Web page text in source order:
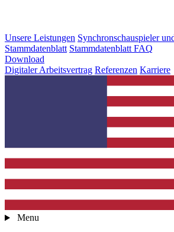
Unsere Leistungen Synchronschauspieler
Stammdatenblatt Stammdatenblatt FAQ
Download
Digitaler Arbeitsvertrag Referenzen Karriere
Menu